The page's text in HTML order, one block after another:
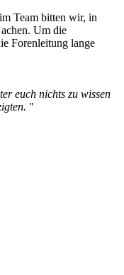
Team bitten wir, in
Um die
Forenleitung lange
euch nichts zu wissen
"